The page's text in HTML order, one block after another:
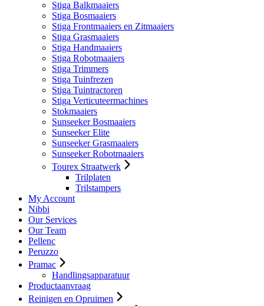
Stiga Balkmaaiers
Stiga Bosmaaiers
Stiga Frontmaaiers en Zitmaaiers
Stiga Grasmaaiers
Stiga Handmaaiers
Stiga Robotmaaiers
Stiga Trimmers
Stiga Tuinfrezen
Stiga Tuintractoren
Stiga Verticuteermachines
Stokmaaiers
Sunseeker Bosmaaiers
Sunseeker Elite
Sunseeker Grasmaaiers
Sunseeker Robotmaaiers
Tourex Straatwerk
Trilplaten
Trilstampers
My Account
Nibbi
Our Services
Our Team
Pellenc
Peruzzo
Pramac
Handlingsapparatuur
Productaanvraag
Reinigen en Opruimen